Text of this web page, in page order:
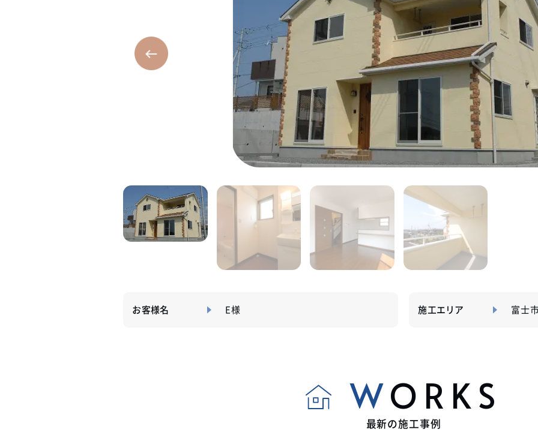
お客様名 E様 施工エリア 富士
WORKS
最新の施工事例